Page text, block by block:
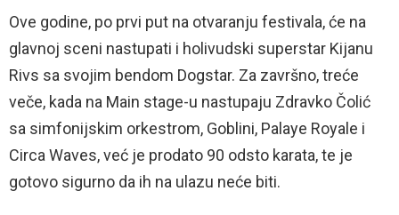
Ove godine, po prvi put na otvaranju festivala, će na
glavnoj sceni nastupati i holivudski superstar Kijanu
Rivs sa svojim bendom Dogstar. Za završno, treće
veče, kada na Main stage-u nastupaju Zdravko Čolić
sa simfonijskim orkestrom, Goblini, Palaye Royale i
Circa Waves, već je prodato 90 odsto karata, te je
gotovo sigurno da ih na ulazu neće biti.